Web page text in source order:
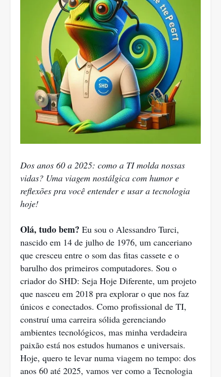
Dos anos 60 a 2025: como a TI molda nossas
vidas? Uma viagem nostálgica com humor e
reflexões pra você entender e usar a tecnologia
hoje!
Olá, tudo bem? Eu sou o Alessandro Turci,
nascido em 14 de julho de 1976, um canceriano
que cresceu entre o som das fitas cassete e o
barulho dos primeiros computadores. Sou o
criador do SHD: Seja Hoje Diferente, um projeto
que nasceu em 2018 pra explorar o que nos faz
únicos e conectados. Como profissional de TI,
construí uma carreira sólida gerenciando
ambientes tecnológicos, mas minha verdadeira
paixão está nos estudos humanos e universais.
Hoje, quero te levar numa viagem no tempo: dos
anos 60 até 2025, vamos ver como a Tecnologia